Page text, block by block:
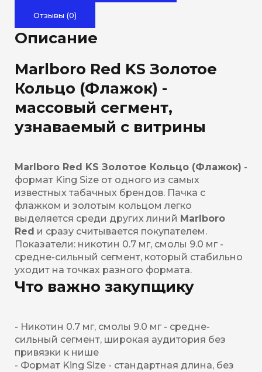
Отзывы (0)
Описание
Marlboro Red KS Золотое
Кольцо (Флажок) -
массовый сегмент,
узнаваемый с витрины
Marlboro Red KS Золотое Кольцо (Флажок) -
формат King Size от одного из самых
известных табачных брендов. Пачка с
флажком и золотым кольцом легко
выделяется среди других линий Marlboro
Red и сразу считывается покупателем.
Показатели: никотин 0.7 мг, смолы 9.0 мг -
средне-сильный сегмент, который стабильно
уходит на точках разного формата.
Что важно закупщику
- Никотин 0.7 мг, смолы 9.0 мг - средне-
сильный сегмент, широкая аудитория без
привязки к нише
- Формат King Size - стандартная длина, без